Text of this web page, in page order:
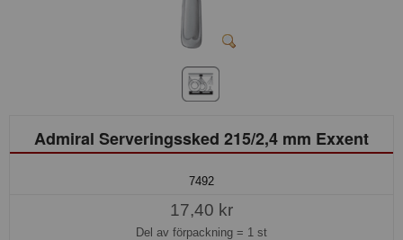
Admiral Serveringssked 215/2,4 mm Exxent
7492
17,40 kr
Del av förpackning = 1 st